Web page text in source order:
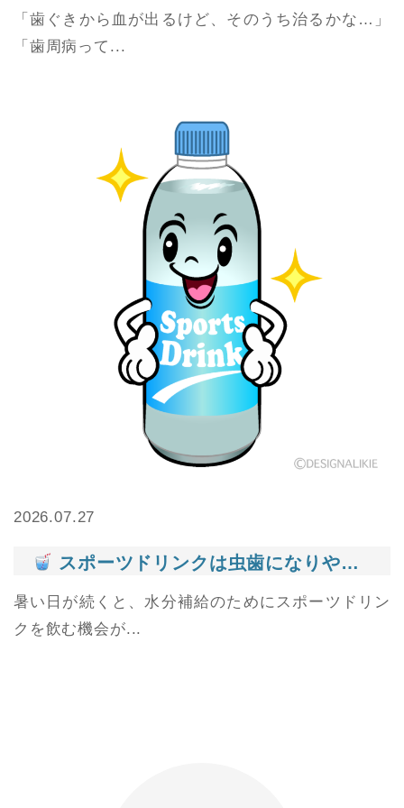
「歯ぐきから血が出るけど、そのうち治るかな…」
「歯周病って...
2026.07.27
スポーツドリンクは虫歯になりやすい？夏に気をつけたい飲み方とは
暑い日が続くと、水分補給のためにスポーツドリン
クを飲む機会が...